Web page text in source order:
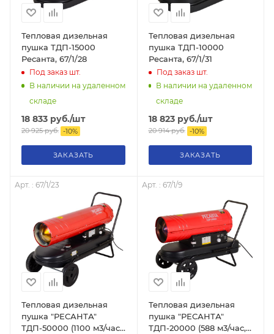
Тепловая дизельная
пушка ТДП-15000
Ресанта, 67/1/28
Под заказ шт.
В наличии на удаленном
складе
18 833 руб./шт
20 925руб. -10%
ЗАКАЗАТЬ
Тепловая дизельная
пушка ТДП-10000
Ресанта, 67/1/31
Под заказшт.
В наличии на удаленном
складе
18 823руб./шт
20 914руб. -10%
ЗАКАЗАТЬ
Арт. : 67/1/23
Тепловая дизельная
пушка "РЕСАНТА"
ТДП-50000 (1100 м3/час,
Арт. : 67/1/9
Тепловая дизельная
пушка "РЕСАНТА"
ТДП-20000 (588 м3/час,